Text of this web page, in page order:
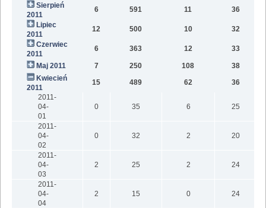
Sierpień
2011
6 591 11
36
Lipiec
2011
12 500 10
32
Czerwiec
2011
6 363 12 33
Maj 2011 7 250 108
38
Kwiecień
2011
15 489 62
36
2011-
04-
01
0 35 6 25
2011-
04-
02
0 32 2 20
2011-
04-
03
2 25 2 24
2011-
04-
04
2 15 0 24